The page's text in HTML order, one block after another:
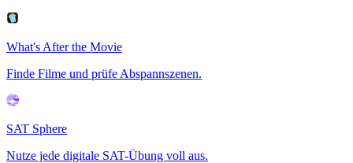
What's After the Movie
Finde Filme und prüfe Abspannszenen.
SAT Sphere
Nutze jede digitale SAT-Übung voll aus.